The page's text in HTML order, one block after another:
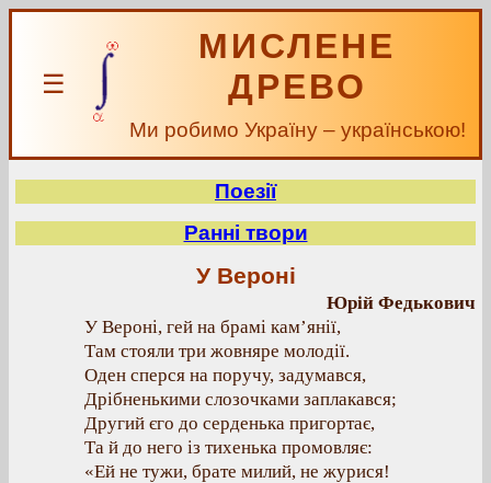
☰
МИСЛЕНЕ
ДРЕВО
Ми робимо Україну – українською!
Поезії
Ранні твори
У Вероні
Юрій Федькович
У Вероні, гей на брамі кам’янії,
Там стояли три жовняре молодії.
Оден сперся на поручу, задумався,
Дрібненькими слозочками заплакався;
Другий єго до серденька пригортає,
Та й до него із тихенька промовляє:
«Ей не тужи, брате милий, не журися!